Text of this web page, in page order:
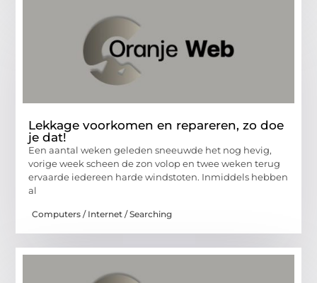
Lekkage voorkomen en repareren, zo doe
je dat!
Een aantal weken geleden sneeuwde het nog hevig,
vorige week scheen de zon volop en twee weken terug
ervaarde iedereen harde windstoten. Inmiddels hebben
al
Computers / Internet / Searching